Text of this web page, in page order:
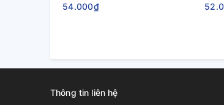
54.000₫
Thông tin liên hệ